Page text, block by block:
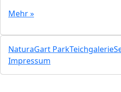
Mehr »
NaturaGart ParkTeichgalerie
Impressum